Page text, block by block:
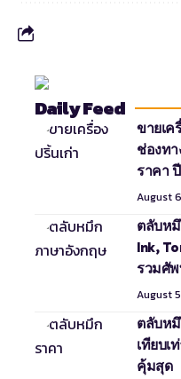
Daily Feed
ขายเค
ช่องทา
ราคา
August
ตลับหมึ
Ink,
รวมศั
August
ตลับหมึ
เทียบเ
คุ้มสุด